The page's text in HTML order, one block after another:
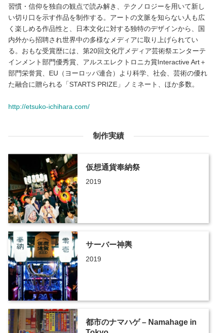
習慣・信仰を独自の観点で読み解き、テクノロジーを用いて新し
い切り口を示す作品を制作する。アートの文脈を知らない人も広
く楽しめる作品性と、日本文化に対する独特のデザインから、国
内外から招聘され世界中の多様なメディアに取り上げられてい
る。おもな受賞歴には、第20回文化庁メディア芸術祭エンターテ
インメント部門優秀賞、アルスエレクトロニカ賞Interactive Art＋
部門栄誉賞、EU（ヨーロッパ連合）より科学、社会、芸術の優れ
た融合に贈られる「STARTS PRIZE」ノミネート、ほか多数。
http://etsuko-ichihara.com/
制作実績
仮想通貨奉納祭
2019
サーバー神輿
2019
都市のナマハゲ – Namahage in